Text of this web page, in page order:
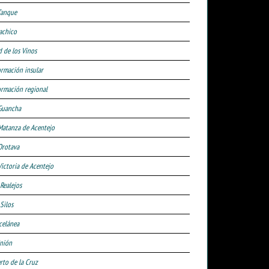
de los Vinos
insular
regional
de Acentejo
de Acentejo
de la Cruz